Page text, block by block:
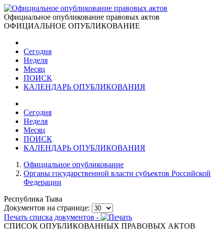
Официальное опубликование правовых актов
ОФИЦИАЛЬНОЕ ОПУБЛИКОВАНИЕ
Сегодня
Неделя
Месяц
ПОИСК
КАЛЕНДАРЬ ОПУБЛИКОВАНИЯ
Сегодня
Неделя
Месяц
ПОИСК
КАЛЕНДАРЬ ОПУБЛИКОВАНИЯ
Официальное опубликование
Органы государственной власти субъектов Российской
Федерации
Республика Тыва
Документов на странице:
Печать списка документов -
СПИСОК ОПУБЛИКОВАННЫХ ПРАВОВЫХ АКТОВ